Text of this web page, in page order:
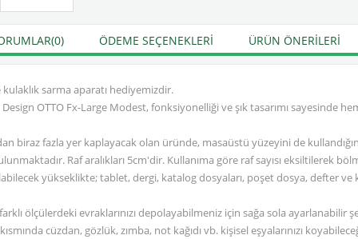
(0) ÖDEME SEÇENEKLERI ÜRÜN ÖNERILERI
sarma aparatı hediyemizdir.
OTTO Fx-Large Modest, fonksiyonelliği ve şık tasarımı sayesinde
biraz fazla yer kaplayacak olan üründe, masaüstü yüzeyini de
Raf aralıkları 5cm'dir. Kullanıma göre raf sayısı eksiltilerek
yükseklikte; tablet, dergi, katalog dosyaları, poşet dosya, defter ve
ölçülerdeki evraklarınızı depolayabilmeniz için sağa sola ayarlanabilir
cüzdan, gözlük, zımba, not kağıdı vb. kişisel eşyalarınızı